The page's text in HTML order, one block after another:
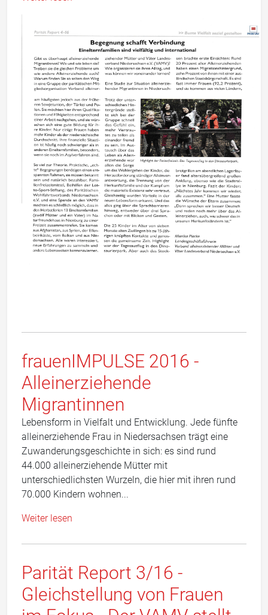
frauenIMPULSE 2016 -
Alleinerziehende
Migrantinnen
Lebensform in Vielfalt und Entwicklung. Jede fünfte
alleinerziehende Frau in Niedersachsen trägt eine
Zuwanderungsgeschichte in sich: es sind rund
44.000 alleinerziehende Mütter mit
unterschiedlichsten Wurzeln, die hier mit ihren rund
70.000 Kindern wohnen...
Weiter lesen
Parität Report 3/16 -
Gleichstellung von Frauen